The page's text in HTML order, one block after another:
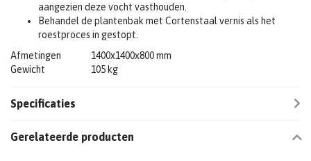
aangezien deze vocht vasthouden.
Behandel de plantenbak met Cortenstaal vernis als het
roestproces in gestopt.
Afmetingen
1400x1400x800 mm
Gewicht
105 kg
Specificaties
Gerelateerde producten